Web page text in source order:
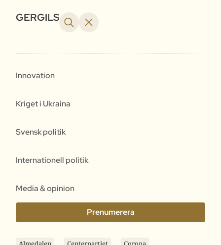
GERGILS
Innovation
Kriget i Ukraina
Svensk politik
Internationell politik
Media & opinion
Prenumerera